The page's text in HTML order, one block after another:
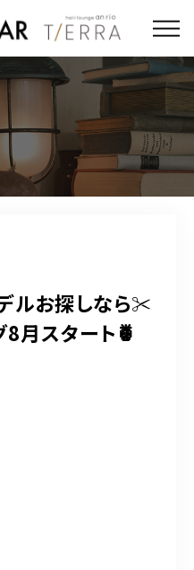
ルお探しなら✂︎
月スタート🍍
US
MAR〉
TIERRA〉